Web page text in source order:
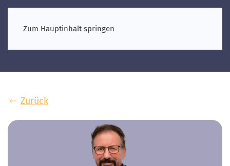
Zum Hauptinhalt springen
Zurück